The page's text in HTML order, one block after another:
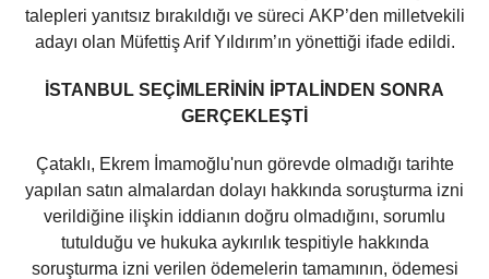
talepleri yanıtsız bırakıldığı ve süreci AKP’den milletvekili
adayı olan Müfettiş Arif Yıldırım’ın yönettiği ifade edildi.
İSTANBUL SEÇİMLERİNİN İPTALİNDEN SONRA
GERÇEKLEŞTİ
Çataklı, Ekrem İmamoğlu'nun görevde olmadığı tarihte
yapılan satın almalardan dolayı hakkında soruşturma izni
verildiğine ilişkin iddianın doğru olmadığını, sorumlu
tutulduğu ve hukuka aykırılık tespitiyle hakkında
soruşturma izni verilen ödemelerin tamamının, ödemesi